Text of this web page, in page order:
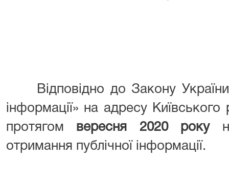
Відповідно до Закону України
інформації» на адресу
протягом вересня 2020 року
отримання публічної інформації.